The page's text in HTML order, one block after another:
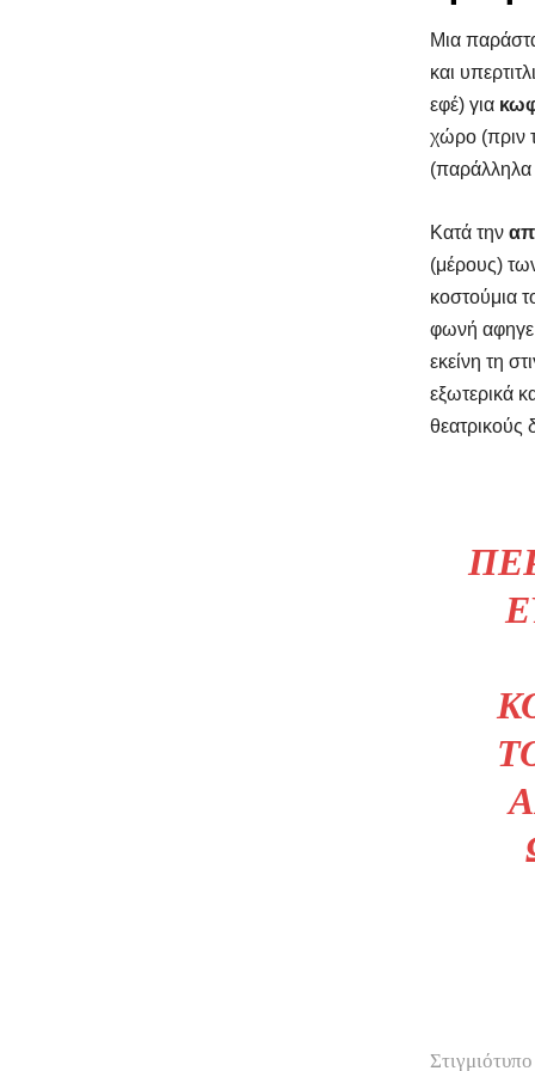
Μια
και
εφέ) για
χώρο (πριν
(παράλληλα
Κατά την
(μέρους)
κοστούμια
φωνή
εκείνη τη
εξωτερικά
θεατρικούς